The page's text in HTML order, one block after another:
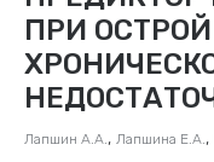
ПРИ
Лапшин А.А., Лапшина Е.А.,